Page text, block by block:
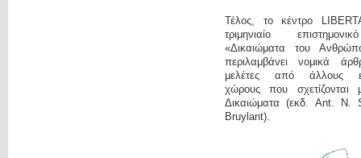
Τέλος, το κέντρο
τριμηνιαίο
«Δικαιώματα του
περιλαμβάνει νομικά
μελέτες από άλλους
χώρους που σχετίζονται
Δικαιώματα (εκδ. Ant. N.
Bruylant).